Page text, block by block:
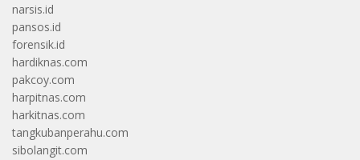
narsis.id
pansos.id
forensik.id
hardiknas.com
pakcoy.com
harpitnas.com
harkitnas.com
tangkubanperahu.com
sibolangit.com